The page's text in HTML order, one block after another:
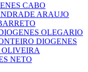
CABO
ARAUJO
OLEGARIO
DIOGENES
NETO